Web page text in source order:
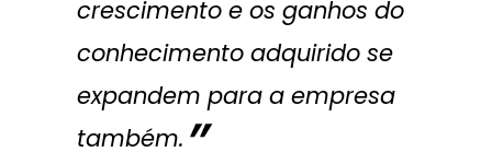
crescimento e os ganhos do
conhecimento adquirido se
expandem para a empresa
também.